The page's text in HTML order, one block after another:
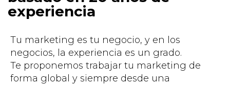
experiencia
Tu marketing es tu negocio, y en los
negocios, la experiencia es un grado.
Te proponemos trabajar tu marketing de
forma global y siempre desde una